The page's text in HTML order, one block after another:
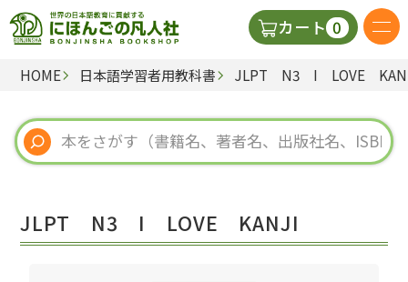
カート 0
日本語の教科書
視聴覚・補助教材
教師用参考書
HOME 日本語学習者用教科書 JLPT N3 I LOVE
JLPT N3 I LOVE KANJI